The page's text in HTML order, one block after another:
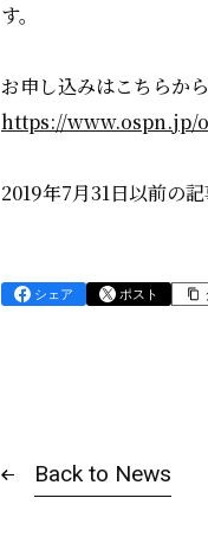
す。
お申し込みはこちらか
https://www.ospn.jp/
2019年7月31日以前の
シェア ポスト
Back to News